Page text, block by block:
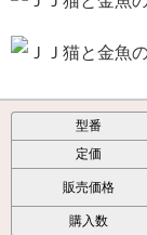
型番
定価
販売価格
購入数